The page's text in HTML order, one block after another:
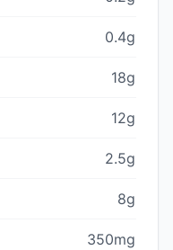
0.4g
18g
12g
2.5g
8g
350mg